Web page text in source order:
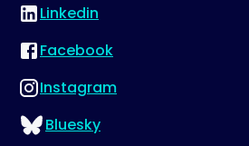
Besøk oss på
Linkedin
Besøk oss på
Facebook
Besøk oss på
Instagram
Besøk oss på
Bluesky